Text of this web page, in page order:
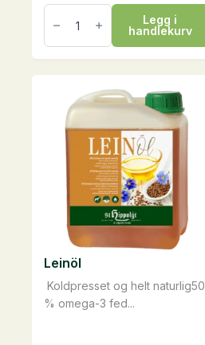
Høypose
antall
Legg i
handlekurv
Koldpresset og helt naturlig50
% omega-3 fed...
Leinöl